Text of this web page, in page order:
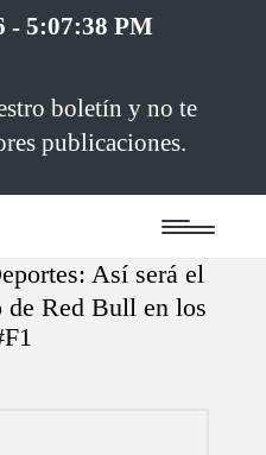
- 5:07:38 PM
boletín y no te
publicaciones.
Así será el
de Red Bull en los